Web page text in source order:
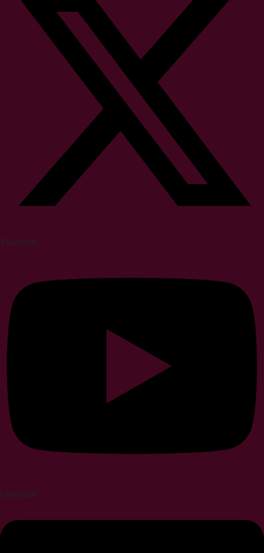
Youtube
Linkedin